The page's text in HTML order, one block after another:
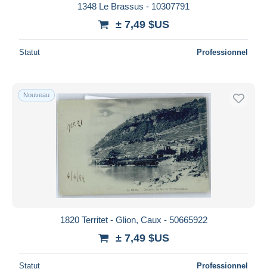
1348 Le Brassus - 10307791
± 7,49 $US
Statut Professionnel
Nouveau
1820 Territet - Glion, Caux - 50665922
± 7,49 $US
Statut Professionnel